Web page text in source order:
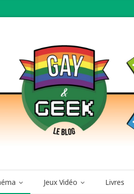
Jeux Vidéo Livres